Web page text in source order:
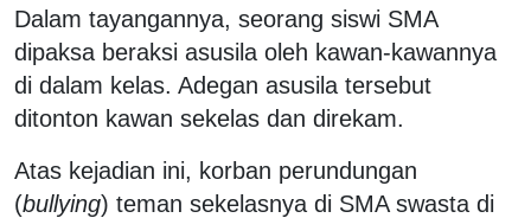
Dalam tayangannya, seorang siswi SMA
dipaksa beraksi asusila oleh kawan-kawannya
di dalam kelas. Adegan asusila tersebut
ditonton kawan sekelas dan direkam.
Atas kejadian ini, korban perundungan
(bullying) teman sekelasnya di SMA swasta di